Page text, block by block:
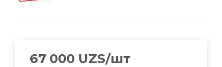
67 000 UZS/шт